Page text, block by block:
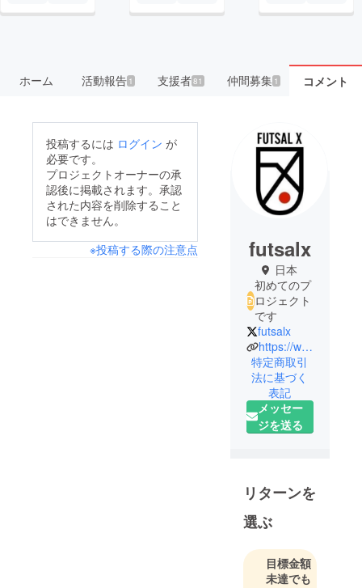
ホーム 活動報告1 支援者81 仲間募集 1 コメント
投稿するには ログイン が
必要です。
プロジェクトオーナーの承
認後に掲載されます。承認
された内容を削除すること
はできません。
※投稿する際の注意点
futsalx
日本
初めてのプ
ロジェクト
です
futsalx
https://www.futsalx.com/
特定商取引
法に基づく
表記
メッセー
ジを送る
リターンを
選ぶ
目標金額
未達でも